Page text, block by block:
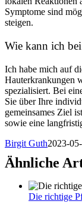
Symptome sind
steigen.
Wie kann ich
Ich habe mich auf
Hauterkrankungen
spezialisiert. Bei
Sie über Ihre
gemeinsames Ziel
sowie eine
Birgit Guth2023-
Ähnliche
Die richtige